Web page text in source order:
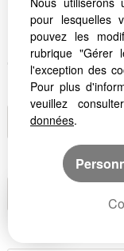
pour lesquelles
pouvez les
rubrique
l'exception des
Pour plus
veuillez
données.